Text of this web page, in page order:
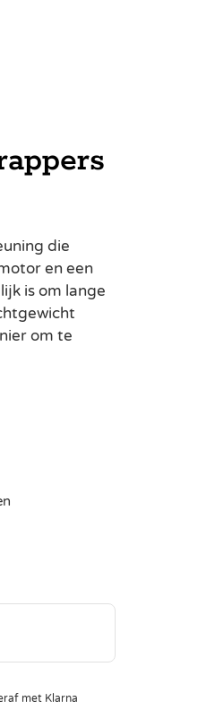
die
en een
is om lange
om te
met Klarna